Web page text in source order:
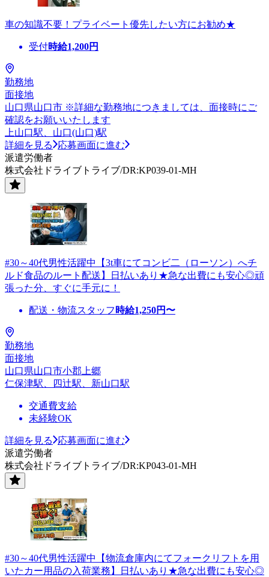
車の知識不要！プライベート優先したい方にお勧め★
受付時給1,200円
勤務地
面接地
山口県山口市 ※詳細な勤務地につきましては、面接時にご
確認をお願いいたします
上山口駅、山口(山口)駅
詳細を見る
応募画面に進む
派遣労働者
株式会社ドライブトライブ/DR:KP039-01-MH
#30～40代男性活躍中【3t車にてコンビ二（ローソン）へチ
ルド食品のルート配送】日払いあり★急な出費にも安心◎頑
張った分、すぐに手元に！
配送・物流スタッフ 時給1,250円〜
勤務地
面接地
山口県山口市小郡上郷
仁保津駅、四辻駅、新山口駅
交通費支給
未経験OK
詳細を見る
応募画面に進む
派遣労働者
株式会社ドライブトライブ/DR:KP043-01-MH
#30～40代男性活躍中【物流倉庫内にてフォークリフトを用
いたカー用品の入荷業務】日払いあり★急な出費にも安心◎